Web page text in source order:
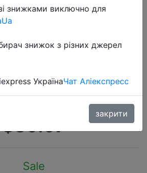
блютуз наушники,
сертифицированным
$39.97
Sale
знижками виключно для
знижок з різних джерел
УкраїнаЧат Аліекспресс
закрити